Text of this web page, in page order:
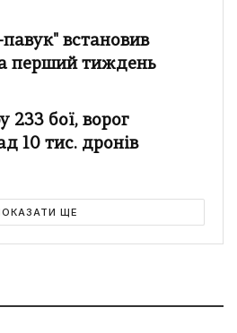
встановив
перший тиждень
233 бої, ворог
10 тис. дронів
ЩЕ